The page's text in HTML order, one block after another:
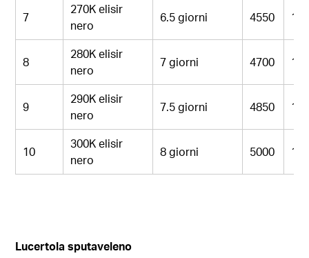
7
270K elisir
nero
6.5 giorni 4550
8
280K elisir
nero
7 giorni 4700
9
290K elisir
nero
7.5 giorni 4850
10
300K elisir
nero
8 giorni 5000
Lucertola sputaveleno